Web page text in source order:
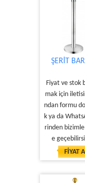
ŞERİT
Fiyat ve stok
mak için
ndan formu
k ya da
rinden
e
FİYAT